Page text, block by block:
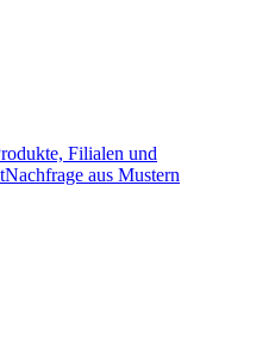
Filialen und
Nachfrage aus Mustern